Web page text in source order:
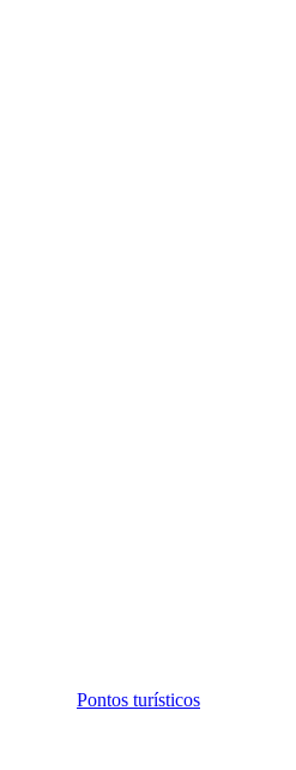
Pontos turísticos